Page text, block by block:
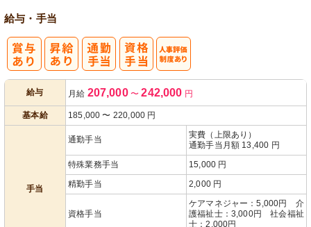
給与・手当
給与 月給 207,000 〜 242,000 円
基本給 185,000 〜 220,000 円
手当
通勤手当
実費（上限あり）
通勤手当月額 13,400 円
特殊業務手当
15,000 円
精勤手当
2,000 円
資格手当
ケアマネジャー：5,000円 介
護福祉士：3,000円 社会福祉
士：2,000円